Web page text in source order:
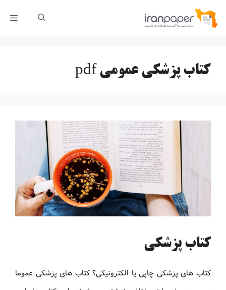
پرش
کتاب پزشکی عمومی pdf
کتاب پزشکی
کتاب های پزشکی چاپی یا الکترونیکی؟ کتاب های پزشکی عموما